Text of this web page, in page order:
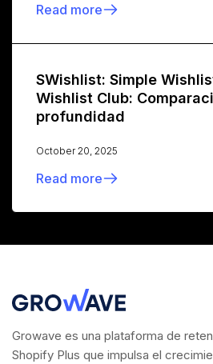
Read more
SWishlist: Simple
Wishlist Club:
profundidad
October 20, 2025
Read more
Growave es una plataforma de
Shopify Plus que impulsa el